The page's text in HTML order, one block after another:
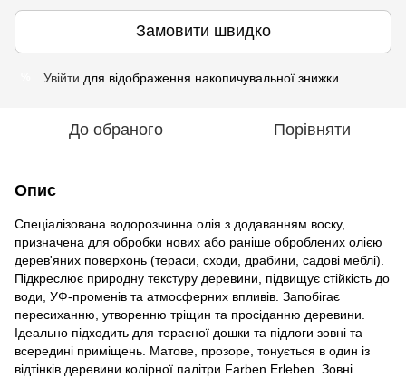
Замовити швидко
Увійти для відображення накопичувальної знижки
До обраного Порівняти
Опис
Спеціалізована водорозчинна олія з додаванням воску,
призначена для обробки нових або раніше оброблених олією
дерев'яних поверхонь (тераси, сходи, драбини, садові меблі).
Підкреслює природну текстуру деревини, підвищує стійкість до
води, УФ-променів та атмосферних впливів. Запобігає
пересиханню, утворенню тріщин та просіданню деревини.
Ідеально підходить для терасної дошки та підлоги зовні та
всередині приміщень. Матове, прозоре, тонується в один із
відтінків деревини колірної палітри Farben Erleben. Зовні